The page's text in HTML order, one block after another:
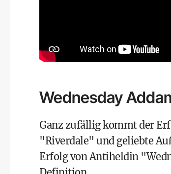
Wednesday
Ganz zufällig kommt der
"Riverdale" und geliebte
Erfolg von Antiheldin